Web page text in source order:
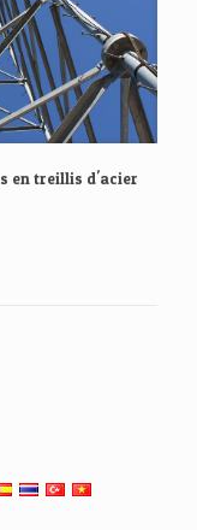
en treillis d'acier